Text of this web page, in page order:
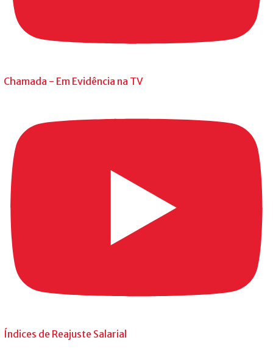
Chamada - Em Evidência na TV
Índices de Reajuste Salarial